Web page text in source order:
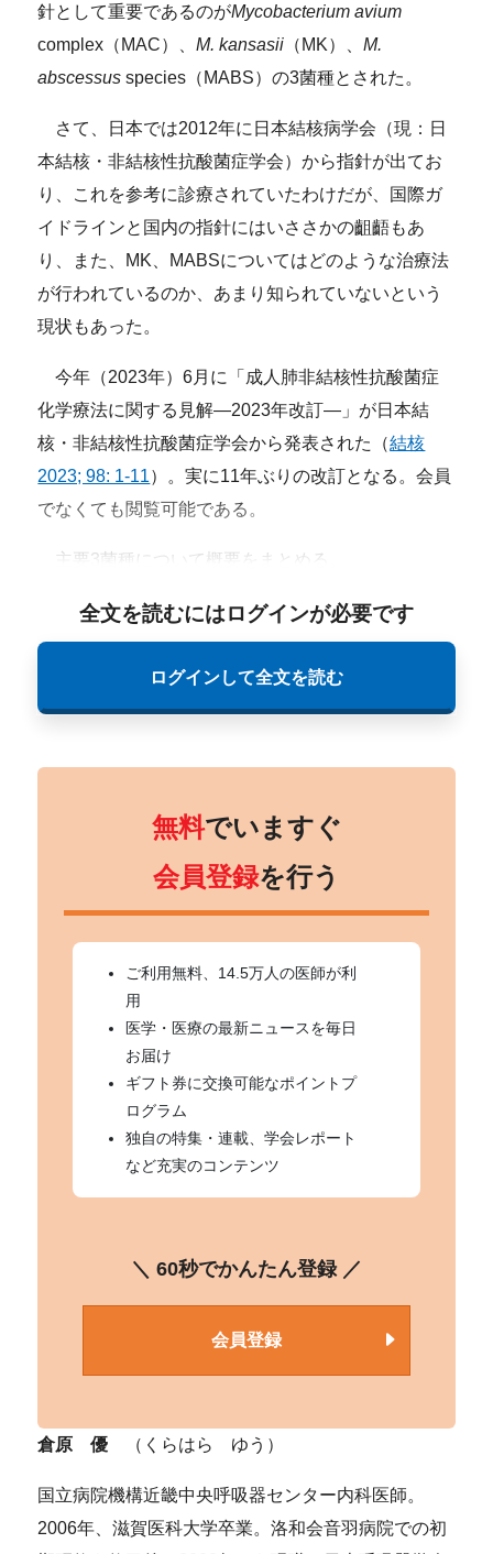
針として重要であるのがMycobacterium avium
complex（MAC）、M. kansasii （MK）、M.
abscessusspecies（MABS）の3菌種とされた。
さて、日本では2012年に日本結核病学会（現： 日
本結核・非結核性抗酸菌症学会）から指針が出てお
り、これを参考に診療されていたわけだが、国際ガ
イドラインと国内の指針にはいささかの齟齬もあ
り、また、MK、MABSについてはどのような治療法
が行われているのか、あまり知られていないという
現状もあった。
今年（2023年）6月に「成人肺非結核性抗酸菌症
化学療法に関する見解―2023年改訂―」が日本結
核・非結核性抗酸菌症学会から発表された（結核
2023; 98: 1-11）。実に11年ぶりの改訂となる。会員
でなくても閲覧可能である。
主要3菌種について概要をまとめる。
全文を読むにはログインが必要です
ログインして全文を読む
無料でいますぐ
会員登録を行う
ご利用無料、14.5万人の医師が利
用
医学・医療の最新ニュースを毎日
お届け
ギフト券に交換可能なポイントプ
ログラム
独自の特集・連載、学会レポート
など充実のコンテンツ
＼ 60秒でかんたん登録 ／
会員登録
倉原 優 （くらはら ゆう）
国立病院機構近畿中央呼吸器センター内科医師。
2006年、滋賀医科大学卒業。洛和会音羽病院での初